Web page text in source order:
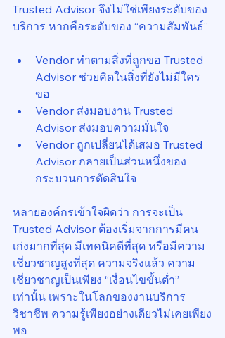
Trusted Advisor จึงไม่ใช่เพียงระดับของ
บริการ หากคือระดับของ “ความสัมพันธ์”
Vendor ทำตามสิ่งที่ถูกขอ Trusted
Advisor ช่วยคิดในสิ่งที่ยังไม่มีใคร
ขอ
Vendor ส่งมอบงาน Trusted
Advisor ส่งมอบความมั่นใจ
Vendor ถูกเปลี่ยนได้เสมอ Trusted
Advisor กลายเป็นส่วนหนึ่งของ
กระบวนการตัดสินใจ
หลายองค์กรเข้าใจผิดว่า การจะเป็น
Trusted Advisor ต้องเริ่มจากการมีคน
เก่งมากที่สุด มีเทคนิคดีที่สุด หรือมีความ
เชี่ยวชาญสูงที่สุด ความจริงแล้ว ความ
เชี่ยวชาญเป็นเพียง “เงื่อนไขขั้นต่ำ”
เท่านั้น เพราะในโลกของงานบริการ
วิชาชีพ ความรู้เพียงอย่างเดียวไม่เคยเพียง
พอ